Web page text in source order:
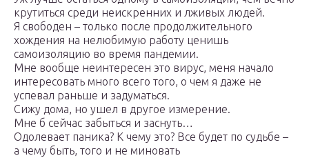
крутиться среди неискренних и лживых людей.
Я свободен – только после продолжительного
хождения на нелюбимую работу ценишь
самоизоляцию во время пандемии.
Мне вообще неинтересен это вирус, меня начало
интересовать много всего того, о чем я даже не
успевал раньше и задуматься.
Сижу дома, но ушел в другое измерение.
Мне б сейчас забыться и заснуть…
Одолевает паника? К чему это? Все будет по судьбе –
а чему быть, того и не миновать